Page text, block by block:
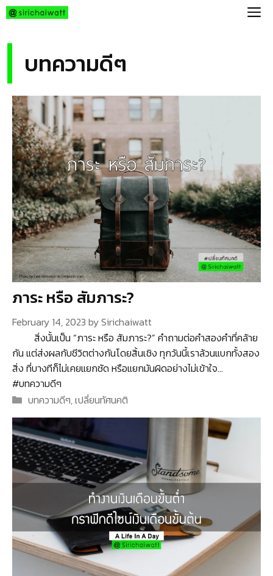
Skip
to
บทความดีๆ
ภาระ หรือ สัมภาระ?
February 14, 2023 bySirichaiwatt
สิ่งนั้นเป็น “ภาระ หรือ สัมภาระ?” คำถามต่อคำสองคำที่คล้าย
กัน แต่ส่งผลกับชีวิตต่างกันโดยสิ้นเชิง ทุกวันนี้เราล้วนแบกทั้งสอง
สิ่ง ที่บางทีก็ไม่เคยแยกชัด หรือแยกมันผิดอย่างไม่เข้าใจ…
#บทความดีๆ
Categories
บทความดีๆ,เปลี่ยนทัศนคติ